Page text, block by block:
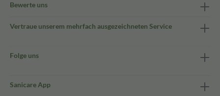
Bewerte uns
Vertraue unserem mehrfach ausgezeichneten Service
Folge uns
Sanicare App